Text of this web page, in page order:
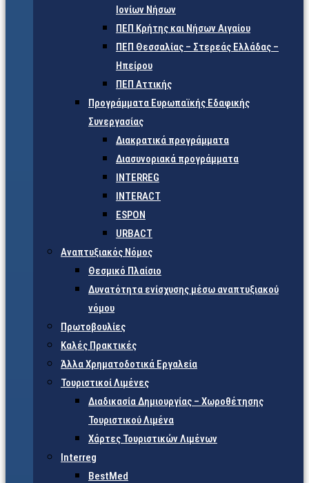
Ιονίων Νήσων
ΠΕΠ Κρήτης και Νήσων Αιγαίου
ΠΕΠ Θεσσαλίας – Στερεάς Ελλάδας –
Ηπείρου
ΠΕΠ Αττικής
Προγράμματα Ευρωπαϊκής Εδαφικής
Συνεργασίας
Διακρατικά προγράμματα
Διασυνοριακά προγράμματα
INTERREG
INTERACT
ESPON
URBACT
Αναπτυξιακός Νόμος
Θεσμικό Πλαίσιο
Δυνατότητα ενίσχυσης μέσω αναπτυξιακού
νόμου
Πρωτοβουλίες
Καλές Πρακτικές
Άλλα Χρηματοδοτικά Εργαλεία
Τουριστικοί Λιμένες
Διαδικασία Δημιουργίας – Χωροθέτησης
Τουριστικού Λιμένα
Χάρτες Τουριστικών Λιμένων
Interreg
BestMed